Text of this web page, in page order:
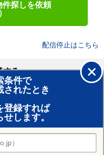
件探しを依頼
配信停止はこちら
条件で
されたとき
登録すれば
します。
する